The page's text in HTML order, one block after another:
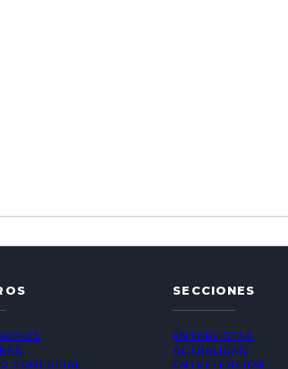
COMERCIAL
SECCIONES
ENTREVISTAS
ACTUALIDAD
ENTRETENCIÓN